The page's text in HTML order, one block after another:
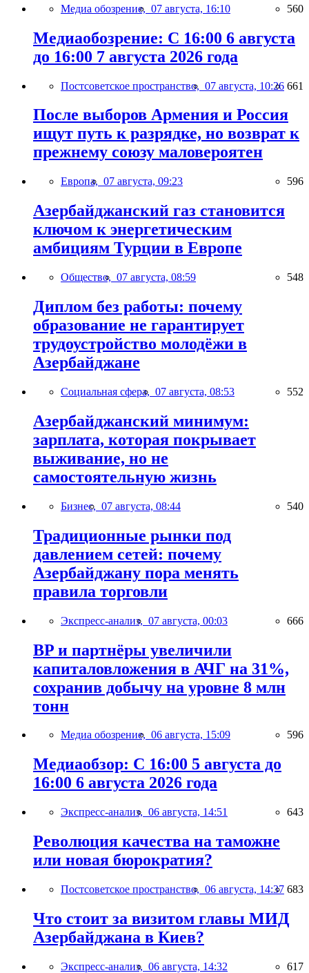
Медиа обозрение, 07 августа, 16:10 560
Медиаобозрение: С 16:00 6 августа
до 16:00 7 августа 2026 года
Постсоветское пространство, 07 августа, 10:26 661
После выборов Армения и Россия
ищут путь к разрядке, но возврат к
прежнему союзу маловероятен
Европа, 07 августа, 09:23 596
Азербайджанский газ становится
ключом к энергетическим
амбициям Турции в Европе
Общество, 07 августа, 08:59 548
Диплом без работы: почему
образование не гарантирует
трудоустройство молодёжи в
Азербайджане
Социальная сфера, 07 августа, 08:53 552
Азербайджанский минимум:
зарплата, которая покрывает
выживание, но не
самостоятельную жизнь
Бизнес, 07 августа, 08:44 540
Традиционные рынки под
давлением сетей: почему
Азербайджану пора менять
правила торговли
Экспресс-анализ, 07 августа, 00:03 666
BP и партнёры увеличили
капиталовложения в АЧГ на 31%,
сохранив добычу на уровне 8 млн
тонн
Медиа обозрение, 06 августа, 15:09 596
Медиаобзор: С 16:00 5 августа до
16:00 6 августа 2026 года
Экспресс-анализ, 06 августа, 14:51 643
Революция качества на таможне
или новая бюрократия?
Постсоветское пространство, 06 августа, 14:37 683
Что стоит за визитом главы МИД
Азербайджана в Киев?
Экспресс-анализ, 06 августа, 14:32 617